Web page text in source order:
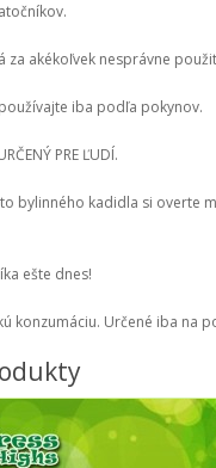
za akékoľvek nesprávne
iba podľa pokynov.
PRE ĽUDÍ.
bylinného kadidla si overte
ešte dnes!
konzumáciu. Určené iba na